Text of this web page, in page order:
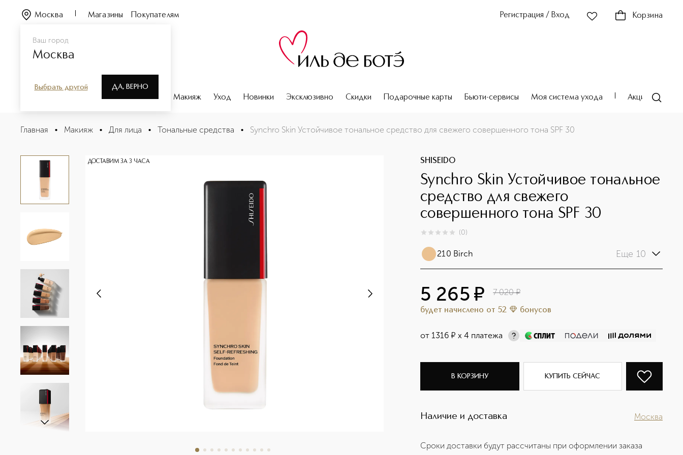
Ваш город
Москва
Выбрать другой ДА, ВЕРНО
Москва Магазины Покупателям Регистрация / Вход Корзина
Парфюмерия Макияж Уход Новинки Эксклюзивно Скидки Подарочные карты Бьюти-сервисы Моя система ухода Акции
Synchro Skin Устойчивое тональное средство для свежего совершенного тона SPF 30
Описание
Главная • Макияж • Для лица • Тональные средства • Synchro Skin Устойчивое тональное средство для свежего совершенного тона SPF 30
ДОСТАВИМ ЗА 3 ЧАСА SHISEIDO
Synchro Skin Устойчивое тональное
средство для свежего
совершенного тона SPF 30
0из 0 (0)
210 Birch Еще 10
5 265 ¤ 7 020 ¤
будет начислено от 52 бонусов
от 1316 ¤ х 4 платежа
В КОРЗИНУ КУПИТЬ СЕЙЧАС
Наличие и доставка Москва
Сроки доставки будут рассчитаны при оформлении заказа